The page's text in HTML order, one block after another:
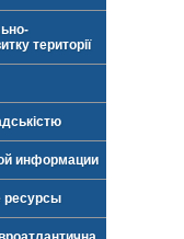
території
информации
ресурсы